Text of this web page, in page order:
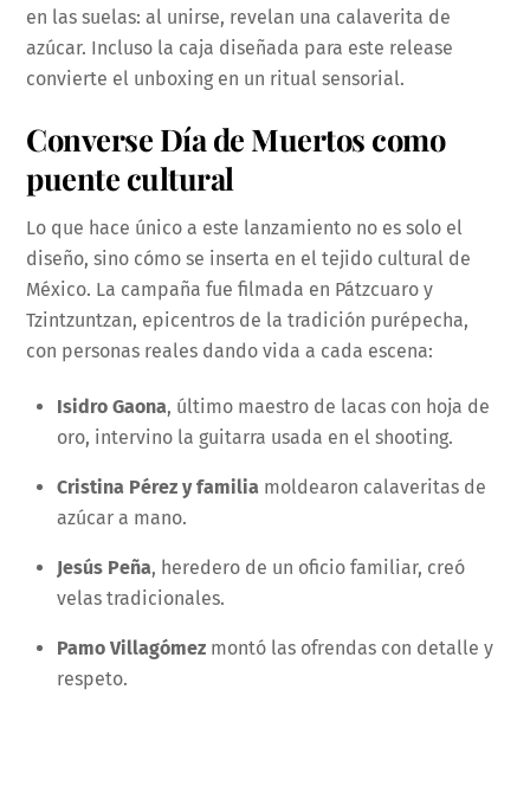
en las suelas: al unirse, revelan una calaverita de
azúcar. Incluso la caja diseñada para este release
convierte el unboxing en un ritual sensorial.
Converse Día de Muertos como
puente cultural
Lo que hace único a este lanzamiento no es solo el
diseño, sino cómo se inserta en el tejido cultural de
México. La campaña fue filmada en Pátzcuaro y
Tzintzuntzan, epicentros de la tradición purépecha,
con personas reales dando vida a cada escena:
Isidro Gaona, último maestro de lacas con hoja de
oro, intervino la guitarra usada en el shooting.
Cristina Pérez y familia moldearon calaveritas de
azúcar a mano.
Jesús Peña, heredero de un oficio familiar, creó
velas tradicionales.
Pamo Villagómez montó las ofrendas con detalle y
respeto.